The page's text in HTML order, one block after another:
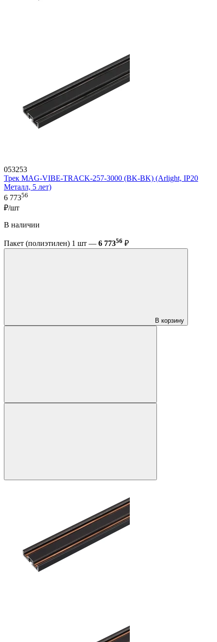
053253
Трек MAG-VIBE-TRACK-257-3000 (BK-BK) (Arlight, IP20
Металл, 5 лет)
6 77356
₽/шт
В наличии
Пакет (полиэтилен) 1 шт — 6 77356 ₽
В корзину